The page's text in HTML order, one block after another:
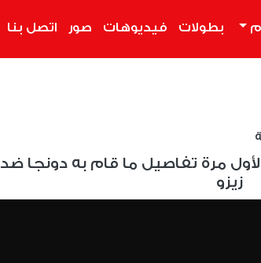
بطولات فيديوهات صور اتصل بنا
مرة تفاصيل ما قام به دونجا ضد
زيزو